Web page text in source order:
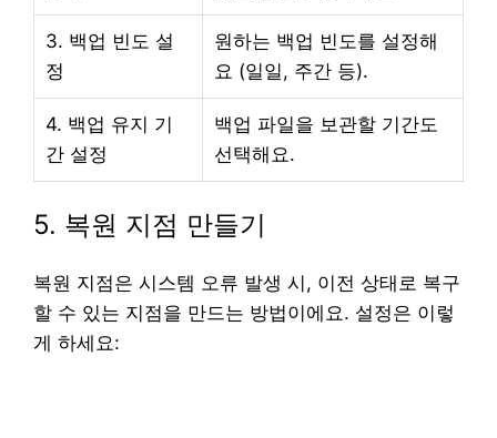
3. 백업 빈도 설
정
원하는 백업 빈도를 설정해
요 (일일, 주간 등).
4. 백업 유지 기
간 설정
백업 파일을 보관할 기간도
선택해요.
5. 복원 지점 만들기
복원 지점은 시스템 오류 발생 시, 이전 상태로 복구
할 수 있는 지점을 만드는 방법이에요. 설정은 이렇
게 하세요: